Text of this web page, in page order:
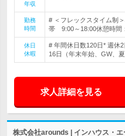
年収
勤務
時間
# ＜フレックスタイム制
帯 9:00～18:00休憩時間
休日
休暇
# 年間休日数120日* 週休
16日（年末年始、GW、
求人詳細を見る
株式会社arounds | インハウス・